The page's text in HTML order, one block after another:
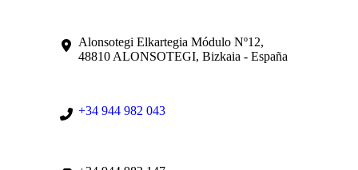
Alonsotegi Elkartegia Módulo Nº12,
48810 ALONSOTEGI, Bizkaia - España
+34 944 982 043